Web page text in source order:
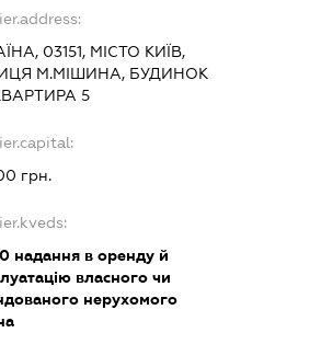
03151, МІСТО КИЇВ,
М.МІШИНА, БУДИНОК
5
грн.
надання в оренду й
власного чи
нерухомого